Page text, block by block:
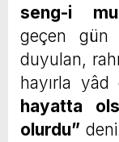
seng-i
geçen gün
duyulan,
hayırla
hayatta
olurdu”